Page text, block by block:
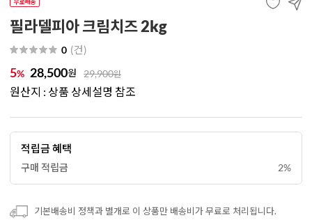
필라델피아 크림치즈 2kg
0 (건)
5% 28,500원 29,900원
원산지 : 상품 상세설명 참조
적립금 혜택
구매 적립금 2%
기본배송비 정책과 별개로 이 상품만 배송비가 무료로 처리됩니다.